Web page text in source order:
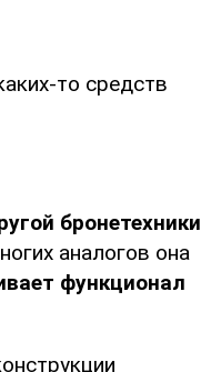
то средств
бронетехники
аналогов она
функционал